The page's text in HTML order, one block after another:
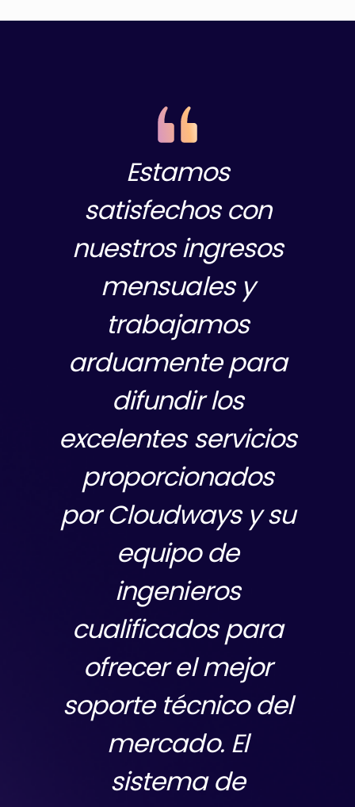
El programa de
afiliados de
Cloudways es fácil
de comenzar y el
excelente producto
complementario
facilita obtener una
comisión más alta.
En mi experiencia
con ellos, tienen un
gran equipo que
ayuda con los
gráficos y sugiere
nuevas estrategias
de vez en cuando.
Un gran programa
de afiliados de